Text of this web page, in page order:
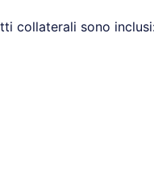
collaterali sono